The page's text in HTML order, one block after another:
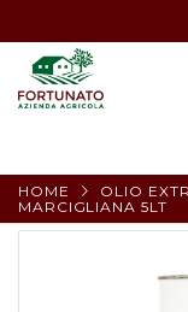
HOME
OLIO
MARCIGLIANA 5LT